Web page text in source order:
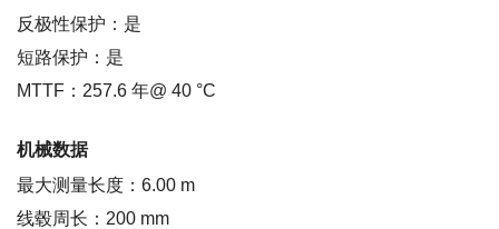
反极性保护：是
短路保护：是
MTTF：257.6 年@ 40 °C
机械数据
最大测量长度：6.00 m
线毂周长：200 mm